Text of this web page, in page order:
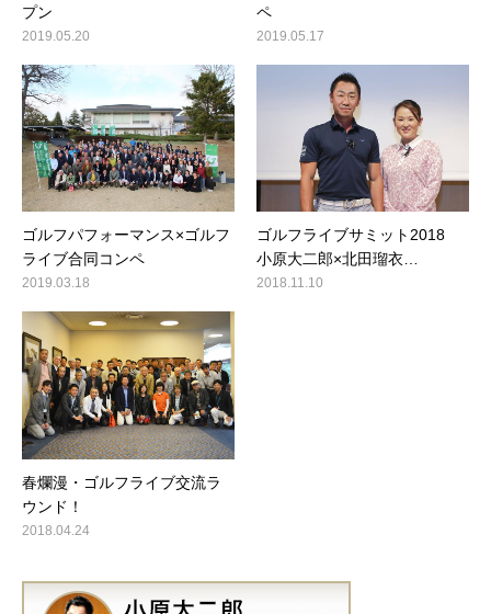
プン
2019.05.20
ペ
2019.05.17
ゴルフパフォーマンス×ゴルフ
ライブ合同コンペ
2019.03.18
ゴルフライブサミット2018
小原大二郎×北田瑠衣…
2018.11.10
春爛漫・ゴルフライブ交流ラ
ウンド！
2018.04.24